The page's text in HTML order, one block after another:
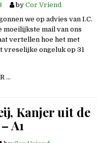
by Cor Vriend
we op advies van I.C.
moeilijkste mail van ons
vertellen hoe het met
vreselijke ongeluk op 31
…
DER
Kanjer uit de
A1